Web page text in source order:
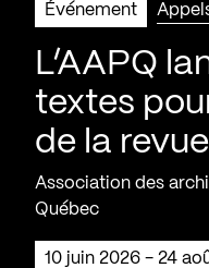
Événement
L’AAPQ
textes
de la
Association des
Québec
10 juin 2026 - 24